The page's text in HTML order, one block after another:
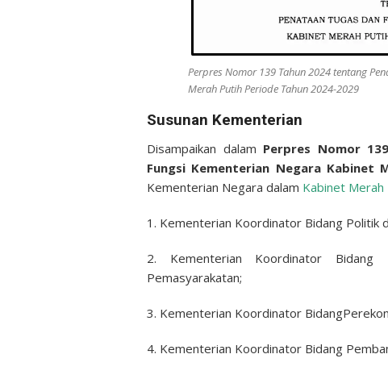
Perpres Nomor 139 Tahun 2024 tentang
Merah Putih Periode Tahun 2024-2029
Susunan Kementerian
Disampaikan dalam Perpres Nomor
Fungsi Kementerian Negara Kabinet
Kementerian Negara dalam Kabinet Merah
1. Kementerian Koordinator Bidang Politik
2. Kementerian Koordinator
Pemasyarakatan;
3. Kementerian Koordinator
4. Kementerian Koordinator Bidang